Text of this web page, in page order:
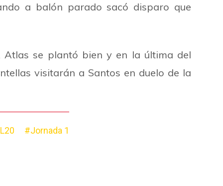
a balón parado sacó disparo que
Atlas se plantó bien y en la última del
visitarán a Santos en duelo de la
#Jornada 1